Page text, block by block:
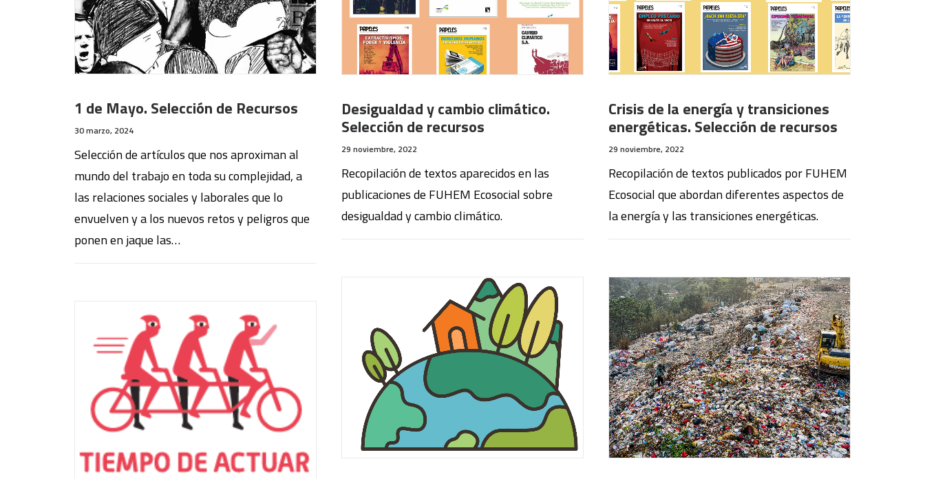
1 de Mayo. Selección de Recursos
30 marzo, 2024
Selección de artículos que nos aproximan al
mundo del trabajo en toda su complejidad, a
las relaciones sociales y laborales que lo
envuelven y a los nuevos retos y peligros que
ponen en jaque las…
Desigualdad y cambio climático.
Selección de recursos
29 noviembre, 2022
Recopilación de textos aparecidos en las
publicaciones de FUHEM Ecosocial sobre
desigualdad y cambio climático.
Crisis de la energía y transiciones
energéticas. Selección de recursos
29 noviembre, 2022
Recopilación de textos publicados por FUHEM
Ecosocial que abordan diferentes aspectos de
la energía y las transiciones energéticas.